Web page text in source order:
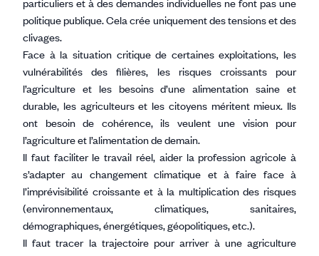
particuliers et à des demandes individuelles ne font pas une
politique publique. Cela crée uniquement des tensions et des
clivages.
Face à la situation critique de certaines exploitations, les
vulnérabilités des filières, les risques croissants pour
l’agriculture et les besoins d’une alimentation saine et
durable, les agriculteurs et les citoyens méritent mieux. Ils
ont besoin de cohérence, ils veulent une vision pour
l’agriculture et l’alimentation de demain.
Il faut faciliter le travail réel, aider la profession agricole à
s’adapter au changement climatique et à faire face à
l’imprévisibilité croissante et à la multiplication des risques
(environnementaux, climatiques, sanitaires,
démographiques, énergétiques, géopolitiques, etc.).
Il faut tracer la trajectoire pour arriver à une agriculture